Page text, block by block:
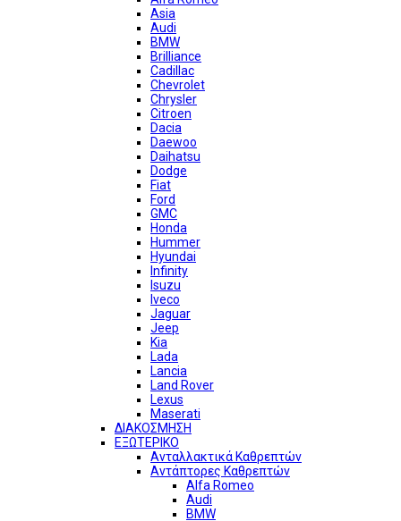
Asia
Audi
BMW
Brilliance
Cadillac
Chevrolet
Chrysler
Citroen
Dacia
Daewoo
Daihatsu
Dodge
Fiat
Ford
GMC
Honda
Hummer
Hyundai
Infinity
Isuzu
Iveco
Jaguar
Jeep
Kia
Lada
Lancia
Land Rover
Lexus
Maserati
ΔΙΑΚΟΣΜΗΣΗ
ΕΞΩΤΕΡΙΚΟ
Ανταλλακτικά Καθρεπτών
Αντάπτορες Καθρεπτών
Alfa Romeo
Audi
BMW